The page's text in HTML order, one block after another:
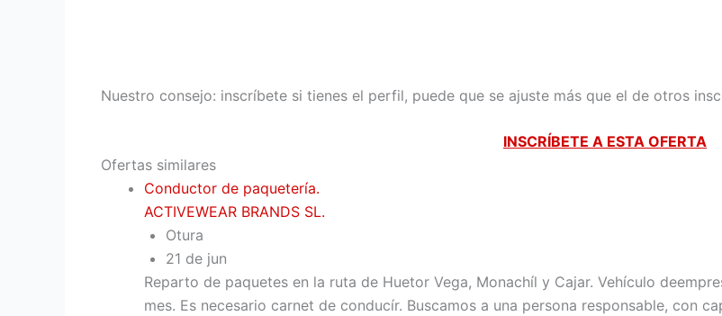
Nuestro consejo: inscríbete si tienes el perfil, puede que se ajuste más que el de otros
INSCRÍBETE A ESTA OFERTA
Ofertas similares
Conductor de paquetería.
ACTIVEWEAR BRANDS SL.
Otura
21 de jun
Reparto de paquetes en la ruta de Huetor Vega, Monachíl y Cajar. Vehículo
mes. Es necesario carnet de conducír. Buscamos a una persona responsable, con